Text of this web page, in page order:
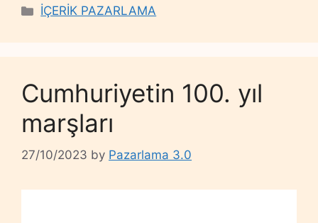
Categories
İÇERİK PAZARLAMA
Cumhuriyetin 100. yıl
marşları
27/10/2023 by Pazarlama 3.0